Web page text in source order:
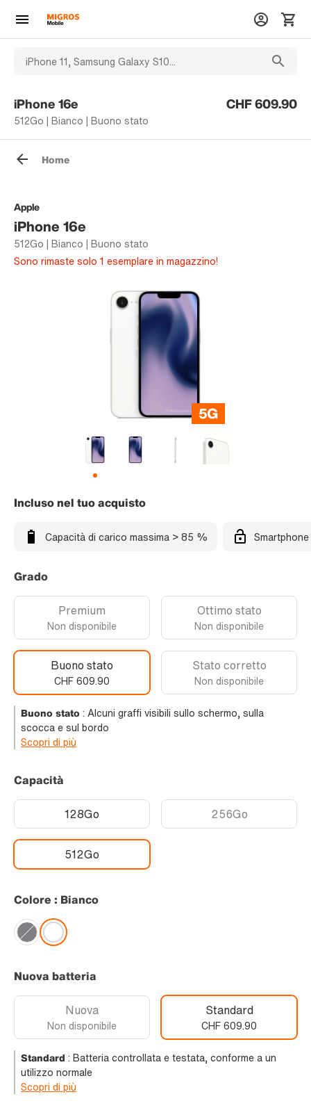
iPhone 16e
512Go | Bianco | Buono stato
CHF 609.90
Home
Apple
iPhone 16e
512Go | Bianco | Buono stato
Sono rimaste solo 1 esemplare in magazzino!
Incluso nel tuo acquisto
Capacità di carico massima > 85 %
Grado
Premium
Non disponibile
Ottimo stato
Non disponibile
Buono stato
CHF 609.90
Stato corretto
Non disponibile
Buono stato: Alcuni graffi visibili sullo schermo, sulla
scocca e sul bordo
Scopri di più
Capacità
128Go 256Go
512Go
Colore : Bianco
Nuova batteria
Nuova
Non disponibile
Standard
CHF 609.90
Standard : Batteria controllata e testata, conforme a un
utilizzo normale
Scopri di più